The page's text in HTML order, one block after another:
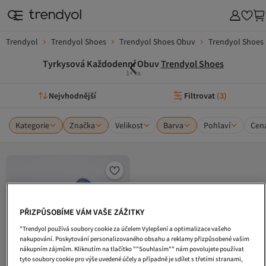
Trendyol Trendyol Shoes Trendyol Shoes Obuv Trendyol
Tyrkysová Každodenní ObuvTrendyol Shoes
1+ ks
Nejvhodnější Filtrovat (3)
Kategorie Značka Velikost Barva Pohlaví
PŘIZPŮSOBÍME VÁM VAŠE ZÁŽITKY
"Trendyol používá soubory cookie za účelem Vylepšení a optimalizace vašeho
nakupování. Poskytování personalizovaného obsahu a reklamy přizpůsobené vašim
nákupním zájmům. Kliknutím na tlačítko ""Souhlasím"" nám povolujete používat
tyto soubory cookie pro výše uvedené účely a případně je sdílet s třetími stranami,